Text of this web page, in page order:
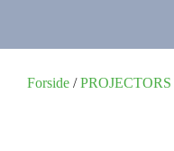
Forside /PROJECTORS